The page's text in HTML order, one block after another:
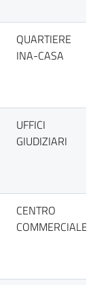
QUARTIERE
INA-CASA
UFFICI
GIUDIZIARI
CENTRO
COMMERCIALE